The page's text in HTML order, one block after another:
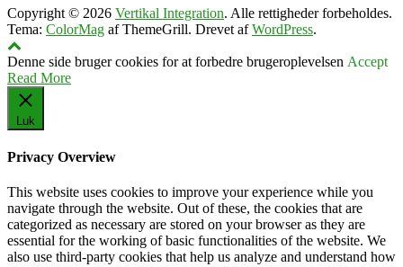
Copyright © 2026 Vertikal Integration. Alle rettigheder forbeholdes.
Tema: ColorMag af ThemeGrill. Drevet afWordPress.
Denne side bruger cookies for at forbedre brugeroplevelsen Accept
Read More
Luk
Privacy Overview
This website uses cookies to improve your experience while you
navigate through the website. Out of these, the cookies that are
categorized as necessary are stored on your browser as they are
essential for the working of basic functionalities of the website. We
also use third-party cookies that help us analyze and understand how